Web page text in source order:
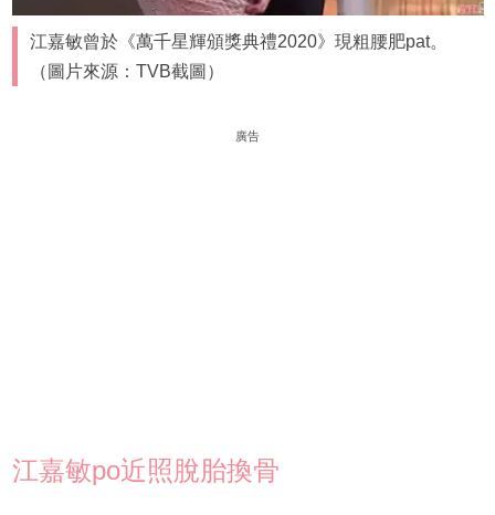
江嘉敏曾於《萬千星輝頒獎典禮2020》現粗腰肥pat。
（圖片來源：TVB截圖）
廣告
江嘉敏po近照脫胎換骨